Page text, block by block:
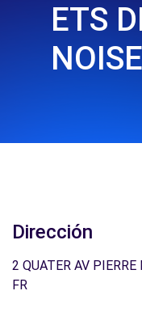
ETS
Dirección
2 QUATER AV
FR